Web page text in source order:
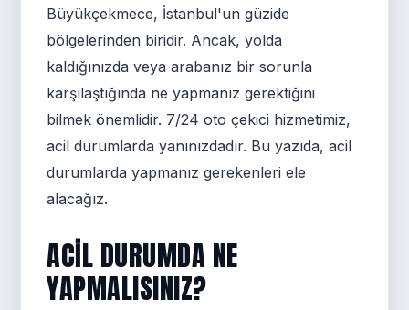
Büyükçekmece, İstanbul'un güzide
bölgelerinden biridir. Ancak, yolda
kaldığınızda veya arabanız bir sorunla
karşılaştığında ne yapmanız gerektiğini
bilmek önemlidir. 7/24 oto çekici hizmetimiz,
acil durumlarda yanınızdadır. Bu yazıda, acil
durumlarda yapmanız gerekenleri ele
alacağız.
ACIL DURUMDA NE
YAPMALISINIZ?